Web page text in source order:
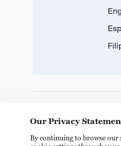
Our Privacy
By continuing to browse our